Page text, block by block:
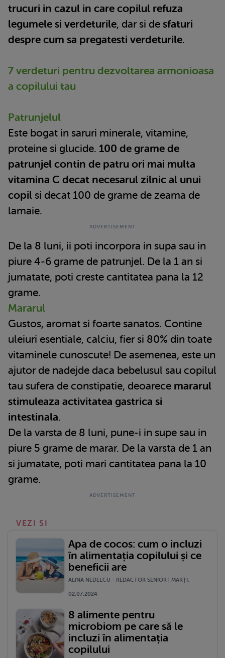
trucuri in cazul in care copilul refuza
legumele si verdeturile, dar si de sfaturi
despre cum sa pregatesti verdeturile.
7 verdeturi pentru dezvoltarea armonioasa
a copilului tau
Patrunjelul
Este bogat in saruri minerale, vitamine,
proteine si glucide. 100 de grame de
patrunjel contin de patru ori mai multa
vitamina C decat necesarul zilnic al unui
copil si decat 100 de grame de zeama de
lamaie.
De la 8 luni, ii poti incorpora in supa sau in
piure 4-6 grame de patrunjel. De la 1 an si
jumatate, poti creste cantitatea pana la 12
grame.
Mararul
Gustos, aromat si foarte sanatos. Contine
uleiuri esentiale, calciu, fier si 80% din toate
vitaminele cunoscute! De asemenea, este un
ajutor de nadejde daca bebelusul sau copilul
tau sufera de constipatie, deoarece mararul
stimuleaza activitatea gastrica si
intestinala.
De la varsta de 8 luni, pune-i in supe sau in
piure 5 grame de marar. De la varsta de 1 an
si jumatate, poti mari cantitatea pana la 10
grame.
VEZI SI
Apa de cocos: cum o incluzi
în alimentația copilului și ce
beneficii are
ALINA NEDELCU - REDACTOR SENIOR | MARŢI,
02.07.2024
8 alimente pentru
microbiom pe care să le
incluzi în alimentația
copilului